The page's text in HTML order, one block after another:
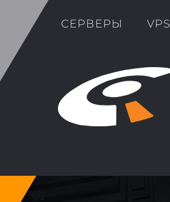
СЕРВЕРЫ VPS